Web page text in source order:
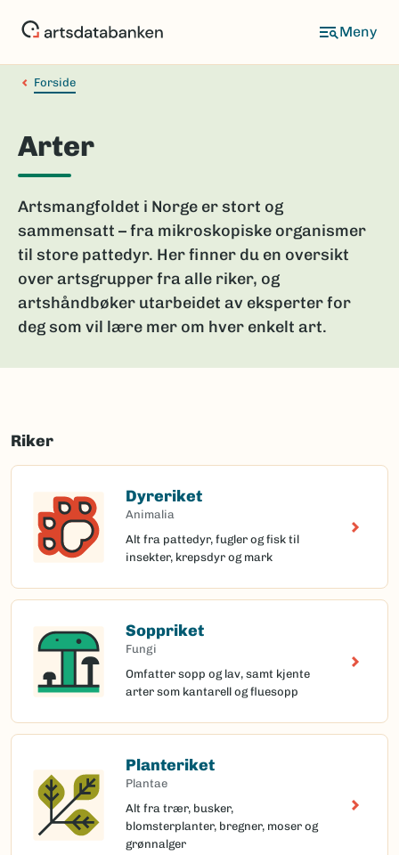
Forside
Arter
Artsmangfoldet i Norge er stort og
sammensatt – fra mikroskopiske organismer
til store pattedyr. Her finner du en oversikt
over artsgrupper fra alle riker, og
artshåndbøker utarbeidet av eksperter for
deg som vil lære mer om hver enkelt art.
Riker
Dyreriket
Animalia
Alt fra pattedyr, fugler og fisk til
insekter, krepsdyr og mark
Soppriket
Fungi
Omfatter sopp og lav, samt kjente
arter som kantarell og fluesopp
Planteriket
Plantae
Alt fra trær, busker,
blomsterplanter, bregner, moser og
grønnalger